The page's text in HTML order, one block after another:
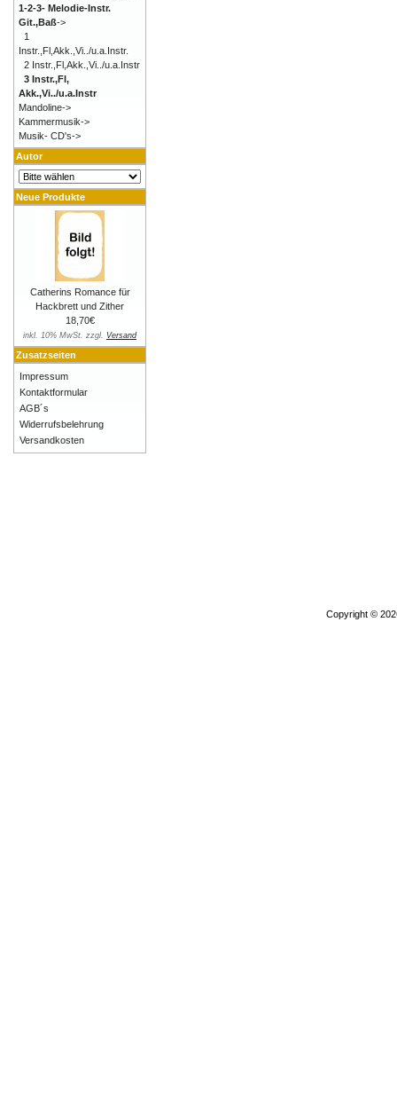
1-2-3- Melodie-Instr.
Git.,Baß->
1
Instr.,Fl,Akk.,Vi../u.a.Instr.
2 Instr.,Fl,Akk.,Vi../u.a.Instr
3 Instr.,Fl,
Akk.,Vi../u.a.Instr
Mandoline->
Kammermusik->
Musik- CD's->
Autor
Neue Produkte
Catherins Romance für
Hackbrett und Zither
18,70€
inkl. 10% MwSt. zzgl. Versand
Zusatzseiten
Impressum
Kontaktformular
AGB´s
Widerrufsbelehrung
Versandkosten
Copyright ©